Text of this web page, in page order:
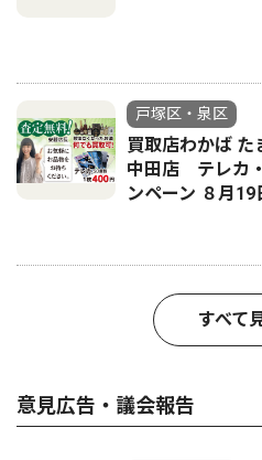
戸塚区・泉区
買取店わかば た
中田店 テレカ
ンペーン ８月19
すべて
意見広告・議会報告